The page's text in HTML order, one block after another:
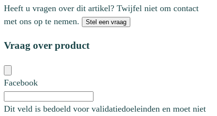
Heeft u vragen over dit artikel? Twijfel niet om contact
met ons op te nemen.
Stel een vraag
Vraag over product
Facebook
Dit veld is bedoeld voor validatiedoeleinden en moet niet